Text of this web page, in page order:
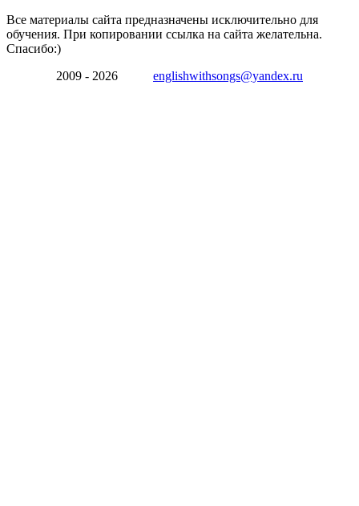
Все материалы сайта предназначены исключительно для
обучения. При копировании ссылка на сайта желательна.
Спасибо:)
2009 - 2026 englishwithsongs@yandex.ru